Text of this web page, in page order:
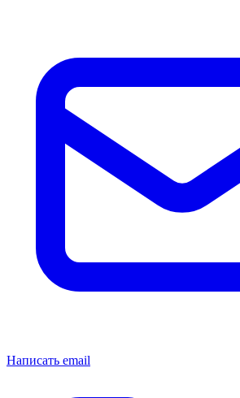
Написать email